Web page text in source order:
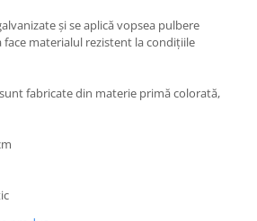
și se aplică vopsea pulbere
materialul rezistent la condițiile
fabricate din materie primă colorată,